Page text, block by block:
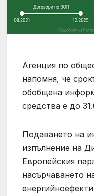
Агенция по
напомня, че
обобщена
средства е до
Подаването на
изпълнение на
Европейския
насърчаването